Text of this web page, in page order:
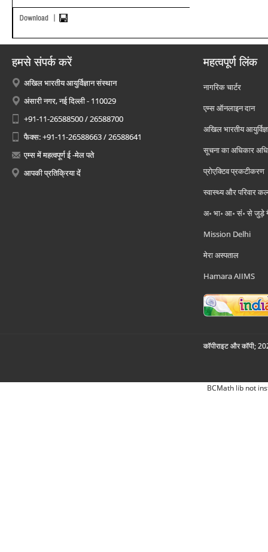
हमसे संपर्क करें
अखिल भारतीय आयुर्विज्ञान संस्थान
अंसारी नगर, नई दिल्ली - 110029
+91-11-26588500 / 26588700
फैक्स: +91-11-26588663 / 26588641
एम्स में महत्वपूर्ण ई -मेल पते
आपकी प्रतिक्रिया दें
महत्वपूर्ण लिंक
नागरिक चार्टर
एम्स ऑनलाइन दान
अखिल भारतीय
सूचना का अधिकार
प्रोएक्टिव प्रकटीकरण
स्वास्थ्य और परिवार
अ॰ भा॰ आ॰ सं॰ से जुड़े
Mission Delhi
मेरा अस्पताल
Hamara AIIMS
कॉपीराइट और कॉपी;
BCMath lib not